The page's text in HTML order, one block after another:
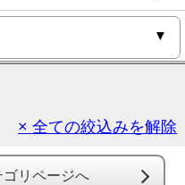
× 全ての絞込みを解除
リページへ